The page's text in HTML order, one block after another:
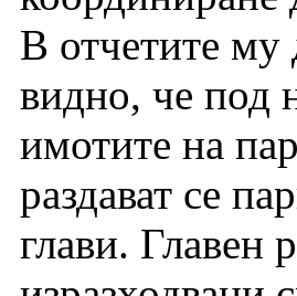
В отчетите
видно, че под
имотите на
раздават се
глави. Главен